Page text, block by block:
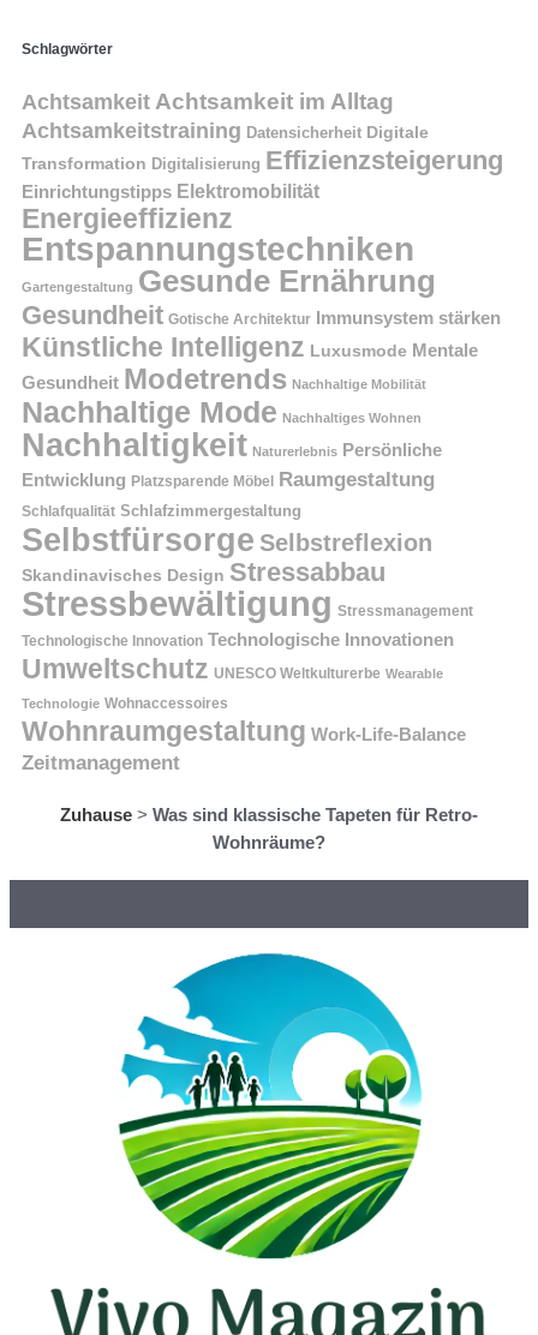
Schlagwörter
Achtsamkeit Achtsamkeit im Alltag
Achtsamkeitstraining Datensicherheit Digitale
Transformation Digitalisierung Effizienzsteigerung
Einrichtungstipps Elektromobilität
Energieeffizienz
Entspannungstechniken
Gartengestaltung Gesunde Ernährung
Gesundheit Gotische Architektur Immunsystem stärken
Künstliche Intelligenz Luxusmode Mentale
Gesundheit Modetrends Nachhaltige Mobilität
Nachhaltige Mode Nachhaltiges Wohnen
Nachhaltigkeit Naturerlebnis Persönliche
Entwicklung Platzsparende Möbel Raumgestaltung
Schlafqualität Schlafzimmergestaltung
Selbstfürsorge Selbstreflexion
Skandinavisches Design Stressabbau
Stressbewältigung Stressmanagement
Technologische Innovation Technologische Innovationen
Umweltschutz UNESCO Weltkulturerbe Wearable
Technologie Wohnaccessoires
Wohnraumgestaltung Work-Life-Balance
Zeitmanagement
Zuhause > Was sind klassische Tapeten für Retro-
Wohnräume?